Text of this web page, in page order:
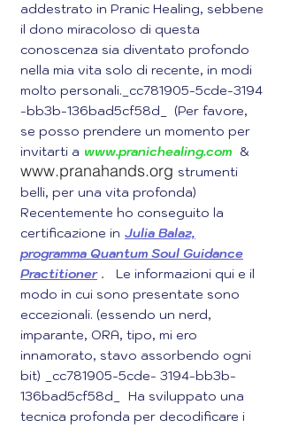
addestrato in Pranic Healing, sebbene
il dono miracoloso di questa
conoscenza sia diventato profondo
nella mia vita solo di recente, in modi
molto personali._cc781905-5cde-3194
-bb3b-136bad5cf58d_ (Per favore,
se posso prendere un momento per
invitarti a www.pranichealing.com &
www.pranahands.org strumenti
belli, per una vita profonda)
Recentemente ho conseguito la
certificazione in Julia Balaz,
programma Quantum Soul Guidance
Practitioner .
Le informazioni qui e il
modo in cui sono presentate sono
eccezionali. (essendo un nerd,
imparante, ORA, tipo, mi ero
innamorato, stavo assorbendo ogni
bit)
_cc781905-5cde- 3194-bb3b-
136bad5cf58d_
Ha sviluppato una
tecnica profonda per decodificare i